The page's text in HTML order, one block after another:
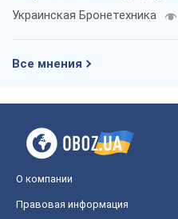
Украинская Бронетехника
Все мнения
О компании
Правовая информация